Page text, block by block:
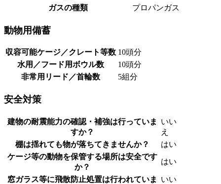
ガスの種類 プロパンガス
動物用備蓄
収容可能ケージ／クレート等数 10頭分
水用／フード用ボウル数
10頭分
非常用リード／首輪数
5組分
安全対策
建物の耐震能力の確認・補強は行っていま
すか？
いい
え
棚は揺れても物が落ちてきませんか？
はい
ケージ等の動物を保管する場所は安全です
か？
はい
窓ガラス等に飛散防止処置は行われていま
いい